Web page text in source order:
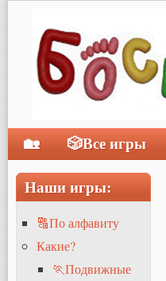
Главное меню
🏡 🎲Все игры
Наши игры:
🔠По алфавиту
Какие?
🏃Подвижные